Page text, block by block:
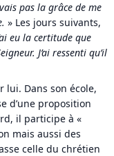
pas la grâce de me
» Les jours suivants,
eu la certitude que
J’ai ressenti qu’il
lui. Dans son école,
d’une proposition
il participe à «
mais aussi des
celle du chrétien